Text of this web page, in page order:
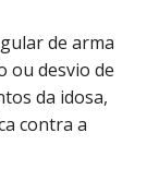
de arma
ou desvio de
da idosa,
contra a